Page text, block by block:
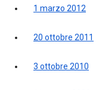
1 marzo 2012
20 ottobre 2011
3 ottobre 2010